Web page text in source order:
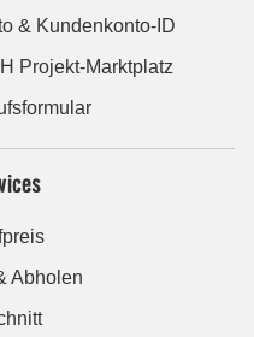
& Kundenkonto-ID
Projekt-Marktplatz
Abholen